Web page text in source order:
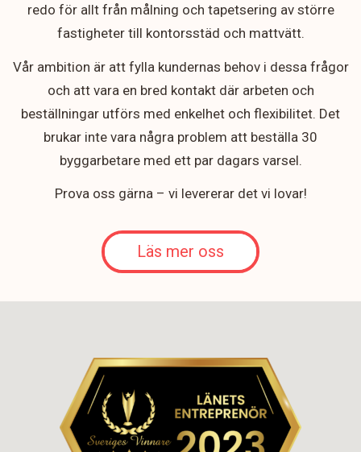
redo för allt från målning och tapetsering av större
fastigheter till kontorsstäd och mattvätt.
Vår ambition är att fylla kundernas behov i dessa frågor
och att vara en bred kontakt där arbeten och
beställningar utförs med enkelhet och flexibilitet. Det
brukar inte vara några problem att beställa 30
byggarbetare med ett par dagars varsel.
Prova oss gärna – vi levererar det vi lovar!
Läs mer oss